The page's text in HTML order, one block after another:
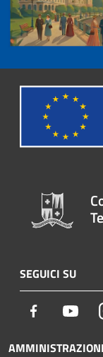
SEGUICI SU
Facebook